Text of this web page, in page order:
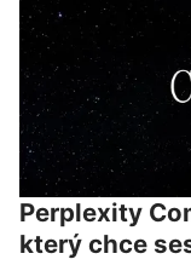
Perplexity
který chce